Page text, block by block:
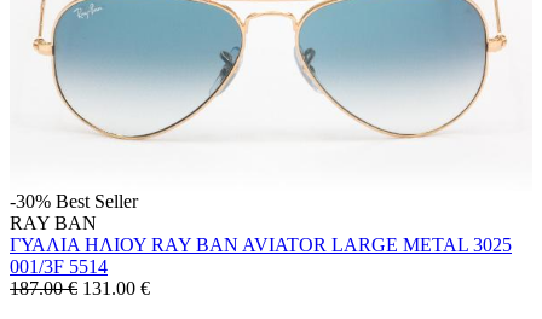
-30% Best Seller
RAY BAN
ΓΥΑΛΙΑ ΗΛΙΟΥ RAY BAN AVIATOR LARGE METAL 3025
001/3F 5514
187.00 € 131.00 €